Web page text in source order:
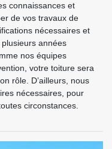
connaissances et
de vos travaux de
nécessaires et
années
nos équipes
votre toiture sera
rôle. D’ailleurs, nous
nécessaires, pour
circonstances.